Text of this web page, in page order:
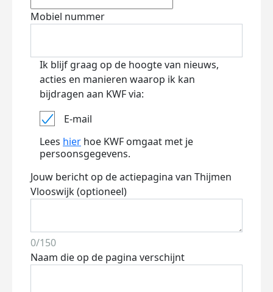
Mobiel nummer
Ik blijf graag op de hoogte van nieuws,
acties en manieren waarop ik kan
bijdragen aan KWF via:
E-mail
Lees hier hoe KWF omgaat met je
persoonsgegevens.
Jouw bericht op de actiepagina van Thijmen
Vlooswijk (optioneel)
0/150
Naam die op de pagina verschijnt